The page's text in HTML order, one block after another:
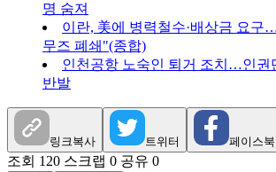
명 숨져
이란, 美에 병력철수·배상금 요구
무즈 폐쇄"(종합)
인천공항 노숙인 퇴거 조치…인권
반발
링크복사 트위터 페이스북
조회 120 스크랩 0 공유 0